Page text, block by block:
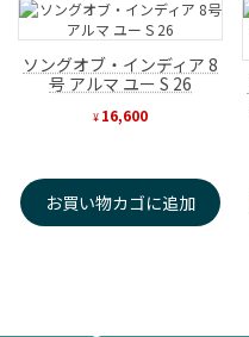
ソングオブ・インディア 8
号 アルマ ユー S 26
¥ 16,600
お買い物カゴに追加